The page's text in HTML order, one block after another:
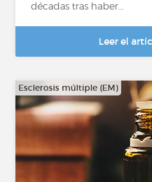
décadas tras haber...
Leer el
Esclerosis múltiple (EM)